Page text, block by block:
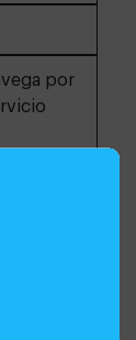
por
de
servicio